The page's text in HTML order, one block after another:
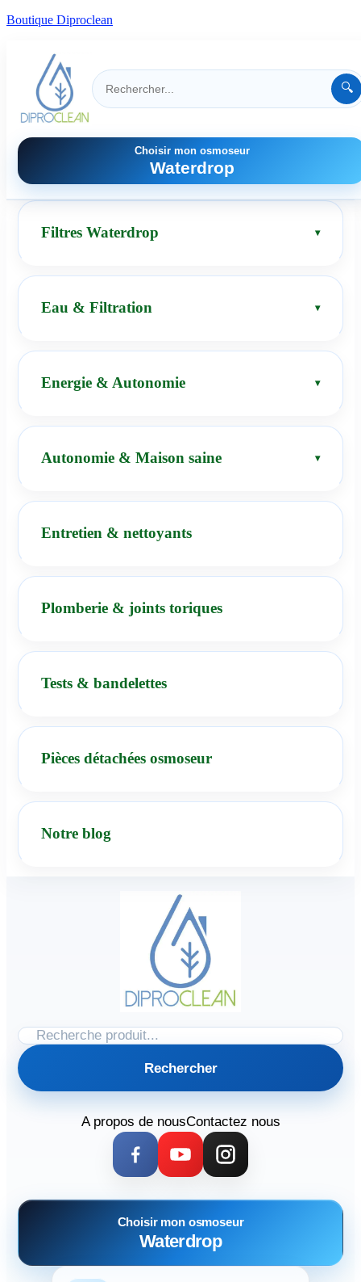
Boutique Diproclean
🔍
Choisir mon osmoseur
Waterdrop
Filtres Waterdrop
Eau & Filtration
Energie & Autonomie
Autonomie & Maison saine
Entretien & nettoyants
Plomberie & joints toriques
Tests & bandelettes
Pièces détachées osmoseur
Notre blog
Rechercher
A propos de nousContactez nous
Choisir mon osmoseur
Waterdrop